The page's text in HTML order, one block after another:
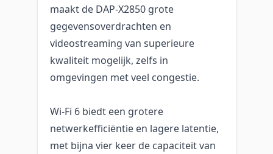
maakt de DAP-X2850 grote
gegevensoverdrachten en
videostreaming van superieure
kwaliteit mogelijk, zelfs in
omgevingen met veel congestie.
Wi-Fi 6 biedt een grotere
netwerkefficiëntie en lagere latentie,
met bijna vier keer de capaciteit van